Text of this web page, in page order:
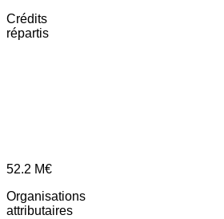
Crédits
répartis
52.2 M€
Organisations
attributaires